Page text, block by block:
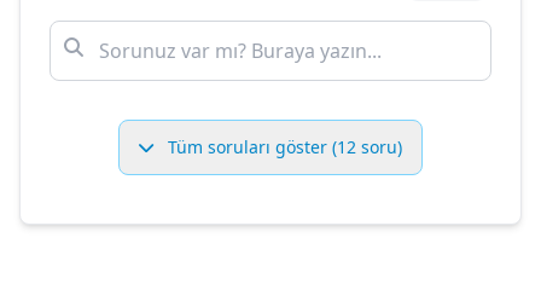
Tüm soruları göster (12 soru)